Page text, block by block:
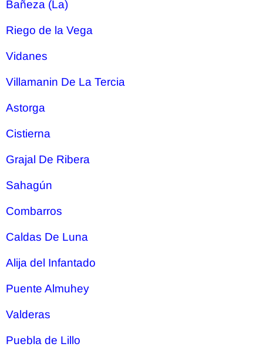
Bañeza (La)
Riego de la Vega
Vidanes
Villamanin De La Tercia
Astorga
Cistierna
Grajal De Ribera
Sahagún
Combarros
Caldas De Luna
Alija del Infantado
Puente Almuhey
Valderas
Puebla de Lillo